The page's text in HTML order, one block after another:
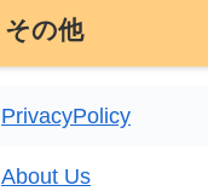
その他
PrivacyPolicy
About Us